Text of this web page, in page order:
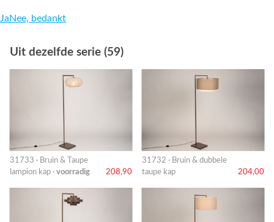
JaNee, bedankt
Uit dezelfde serie (59)
31733 · Bruin & Taupe
lampion kap · voorradig 208,90
31732 · Bruin & dubbele
taupe kap
204,00